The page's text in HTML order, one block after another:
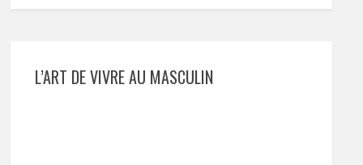
L’ART DE VIVRE AU MASCULIN